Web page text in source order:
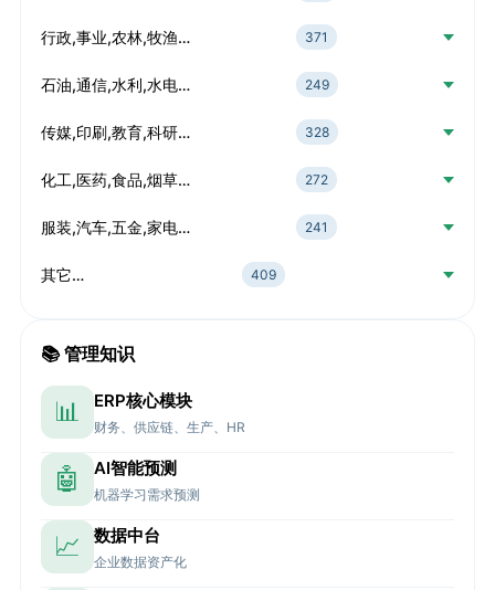
行政,事业,农林,牧渔… 371
石油,通信,水利,水电… 249
传媒,印刷,教育,科研… 328
化工,医药,食品,烟草… 272
服装,汽车,五金,家电… 241
其它… 409
📚 管理知识
📊 ERP核心模块
财务、供应链、生产、HR
🤖 AI智能预测
机器学习需求预测
📈 数据中台
企业数据资产化